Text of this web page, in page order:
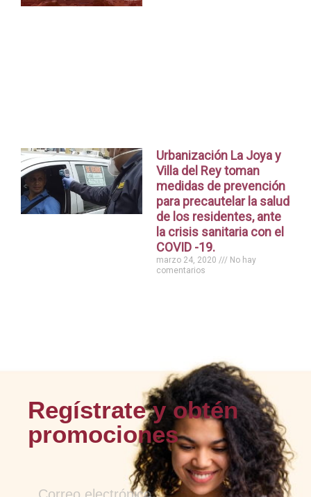
Urbanización La Joya y
Villa del Rey toman
medidas de prevención
para precautelar la salud
de los residentes, ante
la crisis sanitaria con el
COVID -19.
marzo 24, 2020
No hay
comentarios
Regístrate y obtén
promociones